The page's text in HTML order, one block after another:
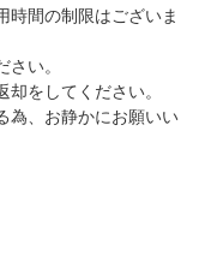
時間の制限はございま
い。
却をしてください。
為、お静かにお願いい